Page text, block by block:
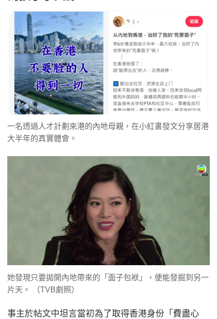
一名透過人才計劃來港的內地母親，在小紅書發文分享居港
大半年的真實體會。
她發現只要拋開內地帶來的「面子包袱」，便能發掘到另一
片天。 （TVB劇照）
事主於帖文中坦言當初為了取得香港身份「費盡心